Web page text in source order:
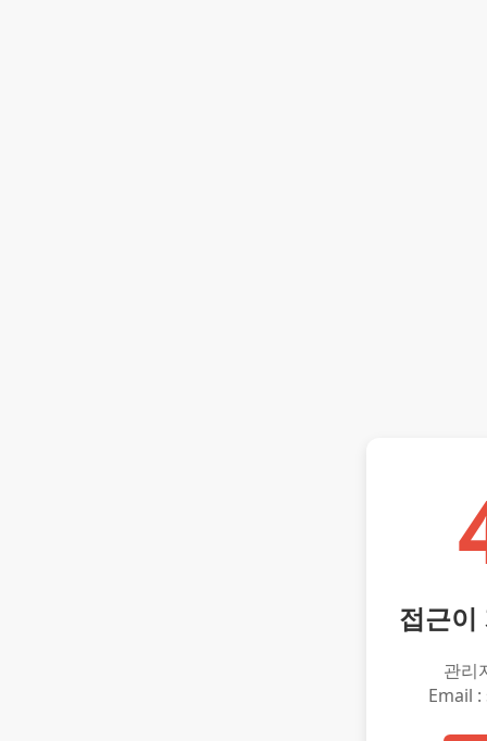
접근이
관리
Email